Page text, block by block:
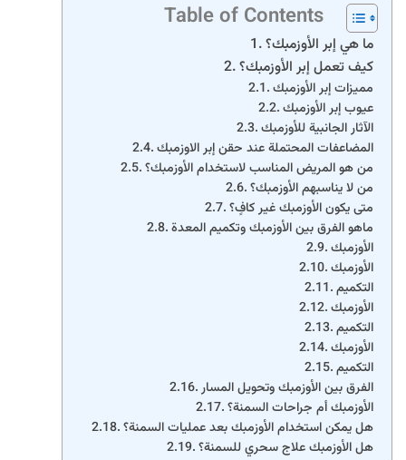
Table of Contents
ما هي إبر الأوزمبك؟
كيف تعمل إبر الأوزمبك؟
مميزات إبر الأوزمبك
عيوب إبر الأوزمبك
الآثار الجانبية للأوزمبك
المضاعفات المحتملة عند حقن إبر الاوزمبك
من هو المريض المناسب لاستخدام الأوزمبك؟
من لا يناسبهم الأوزمبك؟
متى يكون الأوزمبك غير كافٍ؟
ماهو الفرق بين الأوزمبك وتكميم المعدة
الأوزمبك
الأوزمبك
التكميم
الأوزمبك
التكميم
الأوزمبك
التكميم
الفرق بين الأوزمبك وتحويل المسار
الأوزمبك أم جراحات السمنة؟
هل يمكن استخدام الأوزمبك بعد عمليات السمنة؟
هل الأوزمبك علاج سحري للسمنة؟